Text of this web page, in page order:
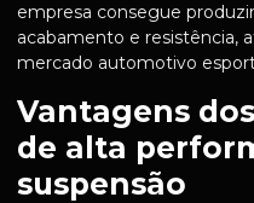
empresa consegue
acabamento e resistência,
mercado automotivo
Vantagens
de alta
suspensão